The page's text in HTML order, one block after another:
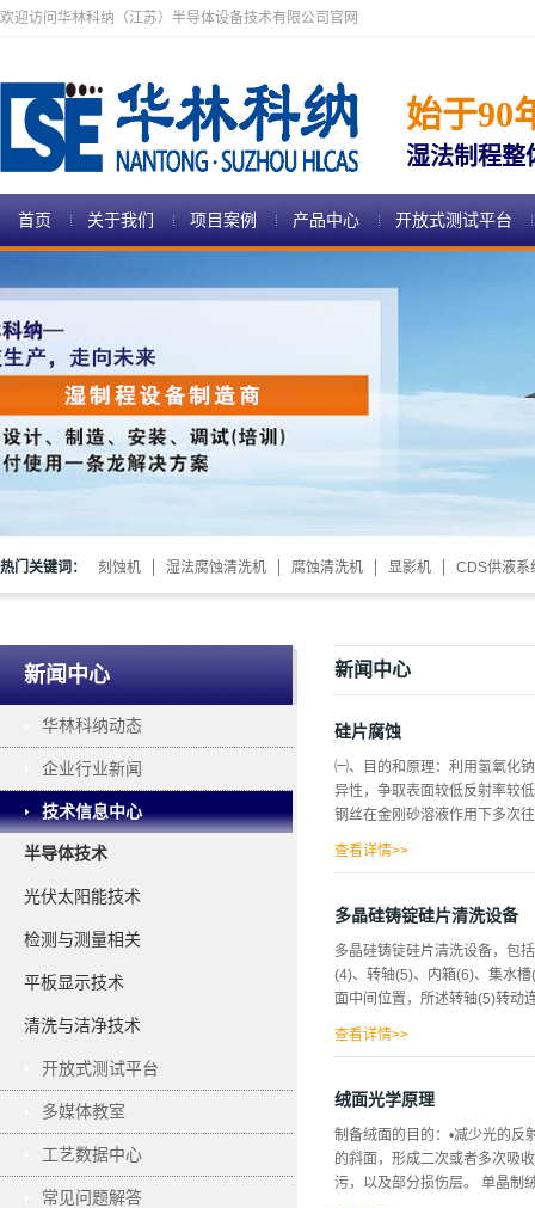
欢迎访问华林科纳（江苏）半导体设备技术有限公司官网
始于90
湿法制程整
首页 关于我们 项目案例 产品中心 开放式测试平台
热门关键词： 刻蚀机 湿法腐蚀清洗机 腐蚀清洗机 显影机 CDS供液系
新闻中心
华林科纳动态
企业行业新闻
技术信息中心
半导体技术
光伏太阳能技术
检测与测量相关
平板显示技术
清洗与洁净技术
开放式测试平台
多媒体教室
工艺数据中心
常见问题解答
新闻中心
硅片腐蚀
㈠、目的和原理：利用氢氧化
异性，争取表面较低反射率较
钢丝在金刚砂溶液作用下多次
宜，每500克6元。化学反应方
外，碱性系统与硅反应，基本
定的，是可行的具有指导意义
表面。如果含有[100]晶向的晶
氢氟酸络合掉硅片表面的二氧
查看详情>>
多晶硅铸锭硅片清洗设备
多晶硅铸锭硅片清洗设备，包
(4)、转轴(5)、内箱(6)、集水
面中间位置，所述转轴(5)转动
体(1)内部上侧，所述升降机构
(23)与电机一(21)的输出端传
所述辅助清洁组件(91)设有两
喷头(912)、滑块(913)、齿条
查看详情>>
绒面光学原理
制备绒面的目的：•减少光的反
的斜面，形成二次或者多次吸
污，以及部分损伤层。 单晶